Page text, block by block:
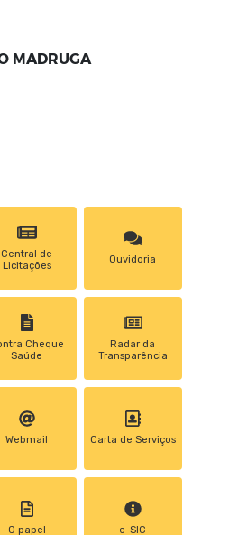
MADRUGA
Central de
Licitações
Ouvidoria
Cheque
Saúde
Radar da
Transparência
Webmail Carta de Serviços
0 papel e-SIC